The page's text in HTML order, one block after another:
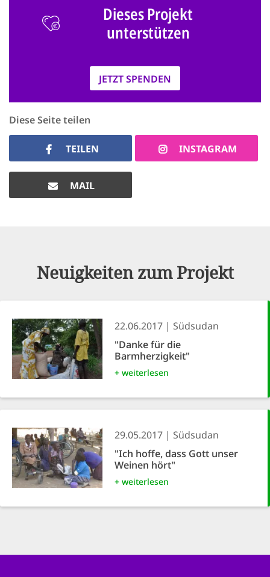
Dieses Projekt
unterstützen
JETZT SPENDEN
Diese Seite teilen
TEILEN INSTAGRAM
MAIL
Neuigkeiten zum Projekt
22.06.2017
Südsudan
"Danke für die
Barmherzigkeit"
+ weiterlesen
29.05.2017
Südsudan
"Ich hoffe, dass Gott unser
Weinen hört"
+ weiterlesen